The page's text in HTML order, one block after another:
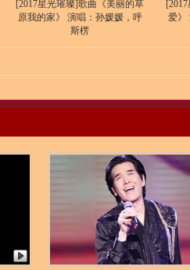
[2017星光璀璨]歌曲《美丽的草
原我的家》 演唱：孙媛媛，呼
斯楞
爱》